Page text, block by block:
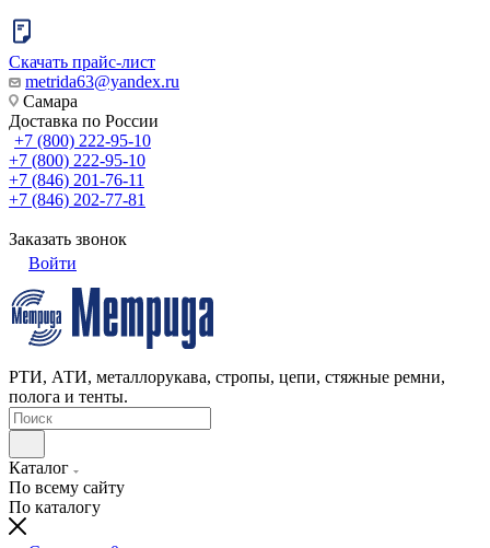
Скачать прайс-лист
metrida63@yandex.ru
Самара
Доставка по России
+7 (800) 222-95-10
+7 (800) 222-95-10
+7 (846) 201-76-11
+7 (846) 202-77-81
Заказать звонок
Войти
РТИ, АТИ, металлорукава, стропы, цепи, стяжные ремни,
полога и тенты.
Каталог
По всему сайту
По каталогу